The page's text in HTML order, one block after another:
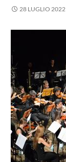
28 LUGLIO 2022